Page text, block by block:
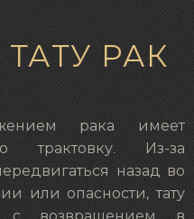
РАК
рака имеет
трактовку. Из-за
назад во
или опасности, тату